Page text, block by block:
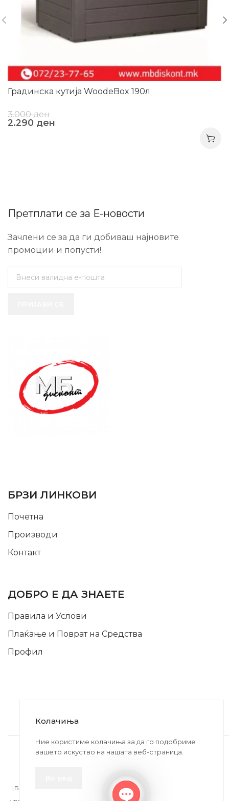
Градинска кутија WoodeBox 190л
3.000ден
2.290 ден
Претплати се за Е-новости
Зачлени се за да ги добиваш најновите
промоции и попусти!
БРЗИ ЛИНКОВИ
Почетна
Производи
Контакт
ДОБРО Е ДА ЗНАЕТЕ
Правила и Услови
Плаќање и Поврат на Средства
Профил
2020-2024 © MB DISKONT. Изработено од
БРАМИТ ДООЕЛ
| БРАЌА МИНКОВИ 57, 2400 СТРУМИЦА | ДПТУ
Колачиња
Ние користиме колачиња за да го подобриме
вашето искуство на нашата веб-страница.